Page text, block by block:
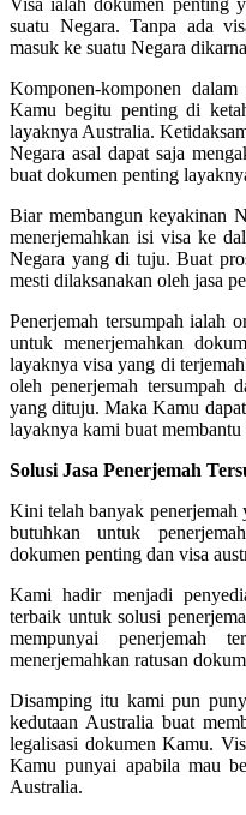
suatu Negara. Tanpa ada
masuk ke suatu Negara
Komponen-komponen
Kamu begitu penting di
layaknya Australia.
Negara asal dapat saja
buat dokumen penting
Biar membangun keyakinan
menerjemahkan isi visa ke
Negara yang di tuju. Buat
mesti dilaksanakan oleh jasa
Penerjemah tersumpah ialah
untuk menerjemahkan
layaknya visa yang di
oleh penerjemah tersumpah
yang dituju. Maka Kamu
layaknya kami buat
Solusi Jasa Penerjemah
Kini telah banyak
butuhkan untuk
dokumen penting dan visa
Kami hadir menjadi
terbaik untuk solusi
mempunyai penerjemah
menerjemahkan ratusan
Disamping itu kami pun
kedutaan Australia buat
legalisasi dokumen Kamu.
Kamu punyai apabila mau
Australia.